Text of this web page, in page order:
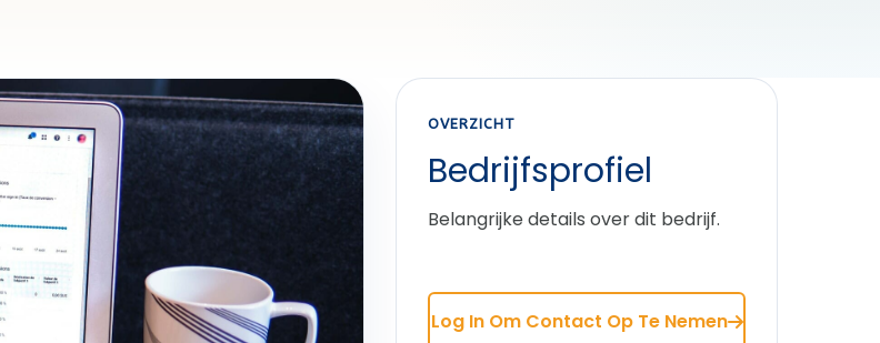
OVERZICHT
Bedrijfsprofiel
Belangrijke details over dit bedrijf.
Log In Om Contact Op Te Nemen